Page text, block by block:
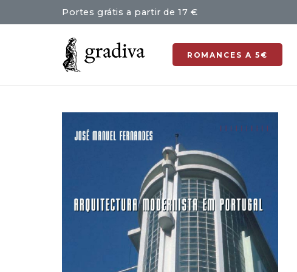
Portes grátis a partir de 17 €
ROMANCES A 5€